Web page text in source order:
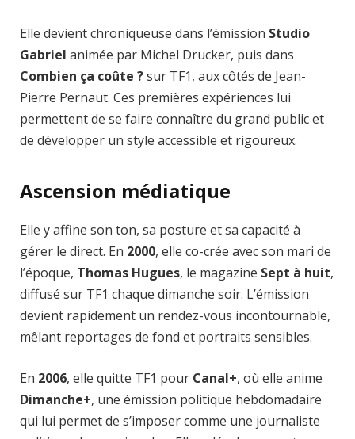
Elle devient chroniqueuse dans l’émission Studio
Gabriel animée par Michel Drucker, puis dans
Combien ça coûte ?sur TF1, aux côtés de Jean-
Pierre Pernaut. Ces premières expériences lui
permettent de se faire connaître du grand public et
de développer un style accessible et rigoureux.
Ascension médiatique
Elle y affine son ton, sa posture et sa capacité à
gérer le direct. En 2000, elle co-crée avec son mari de
l’époque, Thomas Hugues, le magazine Sept à huit,
diffusé sur TF1 chaque dimanche soir. L’émission
devient rapidement un rendez-vous incontournable,
mêlant reportages de fond et portraits sensibles.
En 2006, elle quitte TF1 pour Canal+, où elle anime
Dimanche+, une émission politique hebdomadaire
qui lui permet de s’imposer comme une journaliste